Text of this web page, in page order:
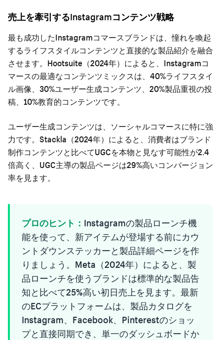
売上を牽引するInstagramコンテンツ戦略
最も成功したInstagramコマースブランドは、憧れを喚起
するライフスタイルコンテンツと直接的な製品紹介を融合
させます。Hootsuite（2024年）によると、Instagramコ
マースの最適なコンテンツミックスは、40%ライフスタイ
ル画像、30%ユーザー生成コンテンツ、20%製品重視の投
稿、10%教育的コンテンツです。
ユーザー生成コンテンツは、ソーシャルコマースに特に強
力です。Stackla（2024年）によると、消費者はブランド
制作コンテンツと比べてUGCを本物と見なす可能性が2.4
倍高く、UGC主導の製品ページは29%高いコンバージョン
率を見ます。
プロのヒント： Instagramの製品ローンチ機
能を使って、新アイテムが登場する前にカウ
ントダウンステッカーと製品詳細ページを作
りましょう。Meta（2024年）によると、製
品ローンチを使うブランドは標準的な製品告
知と比べて25%高い初日売上を見ます。最新
のECプラットフォームは、製品カタログを
Instagram、Facebook、Pinterestのショッ
プと直接同期でき、単一のダッシュボードか